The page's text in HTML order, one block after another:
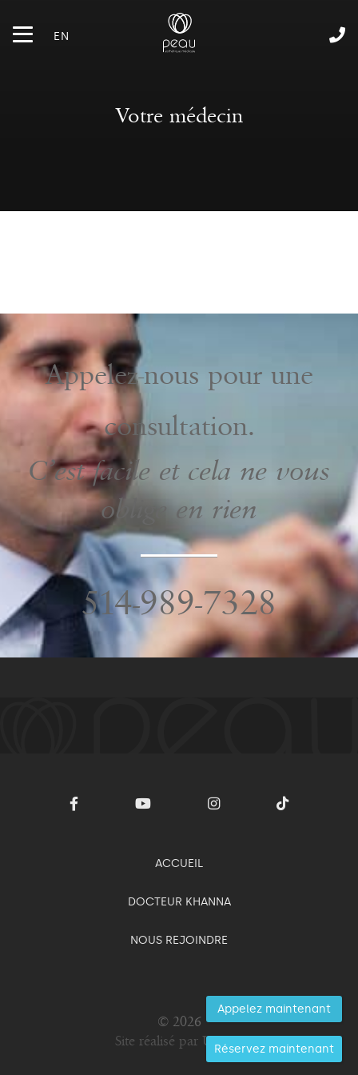
EN
Votre médecin
Appelez-nous pour une
consultation.
C’est facile et cela ne vous
oblige en rien
514-989-7328
ACCUEIL
DOCTEUR KHANNA
NOUS REJOINDRE
© 2026
Site réalisé par Uniseo
Appelez maintenant
Réservez maintenant